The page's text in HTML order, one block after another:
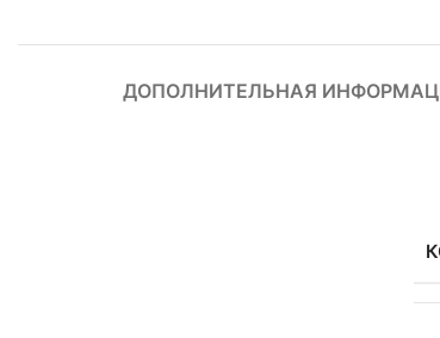
ДОПОЛНИТЕЛЬНАЯ